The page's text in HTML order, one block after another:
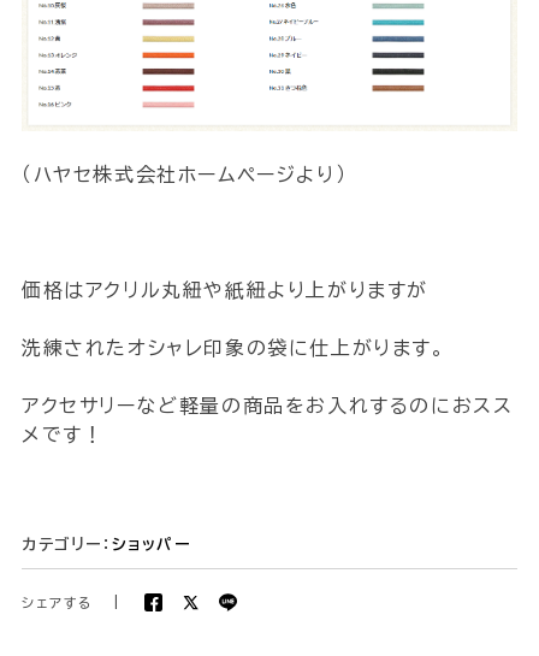
（ハヤセ株式会社ホームページより）
価格はアクリル丸紐や紙紐より上がりますが
洗練されたオシャレ印象の袋に仕上がります。
アクセサリーなど軽量の商品をお入れするのにおスス
メです！
カテゴリー： ショッパー
シェアする